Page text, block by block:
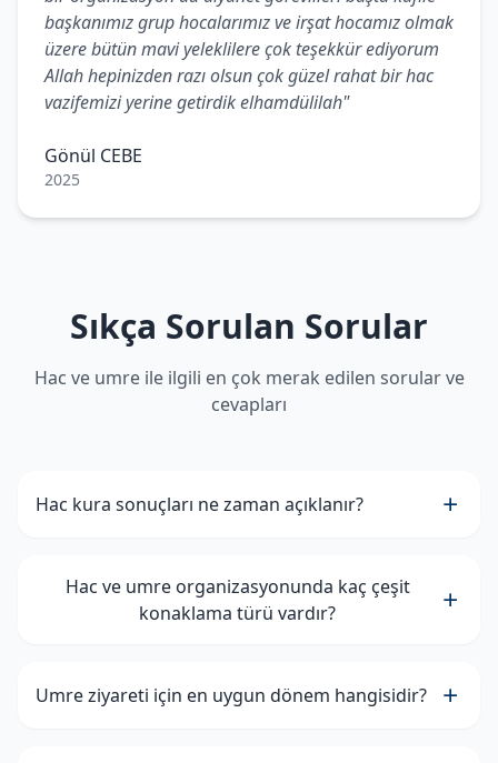
başkanımız grup hocalarımız ve irşat hocamız olmak
üzere bütün mavi yeleklilere çok teşekkür ediyorum
Allah hepinizden razı olsun çok güzel rahat bir hac
vazifemizi yerine getirdik elhamdülilah"
Gönül CEBE
2025
Sıkça Sorulan Sorular
Hac ve umre ile ilgili en çok merak edilen sorular ve
cevapları
Hac kura sonuçları ne zaman açıklanır?
Hac ve umre organizasyonunda kaç çeşit
konaklama türü vardır?
Umre ziyareti için en uygun dönem hangisidir?